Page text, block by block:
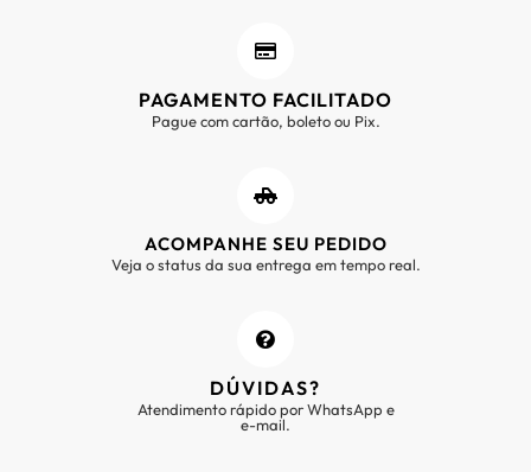
PAGAMENTO FACILITADO
Pague com cartão, boleto ou Pix.
ACOMPANHE SEU PEDIDO
Veja o status da sua entrega em tempo real.
DÚVIDAS?
Atendimento rápido por WhatsApp e
e-mail.